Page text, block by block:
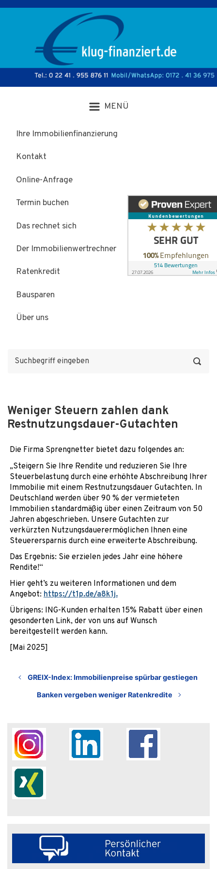
Zum Hauptinhalt springen
Ihre Immobilienfinanzierung
Kontakt
Online-Anfrage
Termin buchen
Das rechnet sich
Der Immobilienwertrechner
Ratenkredit
Bausparen
Über uns
Weniger Steuern zahlen dank
Restnutzungsdauer-Gutachten
Die Firma Sprengnetter bietet dazu folgendes an:
„Steigern Sie Ihre Rendite und reduzieren Sie Ihre
Steuerbelastung durch eine erhöhte Abschreibung Ihrer
Immobilie mit einem Restnutzungsdauer Gutachten. In
Deutschland werden über 90 % der vermieteten
Immobilien standardmäßig über einen Zeitraum von 50
Jahren abgeschrieben. Unsere Gutachten zur
verkürzten Nutzungsdauerermöglichen Ihnen eine
Steuerersparnis durch eine erweiterte Abschreibung.
Das Ergebnis: Sie erzielen jedes Jahr eine höhere
Rendite!“
Hier geht’s zu weiteren Informationen und dem
Angebot:https://t1p.de/a8k1j.
Übrigens: ING-Kunden erhalten 15% Rabatt über einen
gesonderten Link, der von uns auf Wunsch
bereitgestellt werden kann.
[Mai 2025]
GREIX-Index: Immobilienpreise spürbar gestiegen
Banken vergeben weniger Ratenkredite